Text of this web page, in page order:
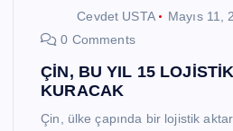
Cevdet USTA
Mayıs 11,
0 Comments
ÇİN, BU YIL 15
KURACAK
Çin, ülke çapında bir lojistik